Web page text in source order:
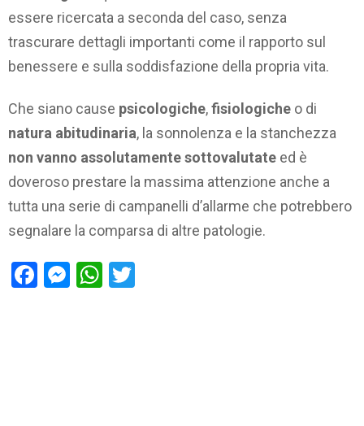
essere ricercata a seconda del caso, senza
trascurare dettagli importanti come il rapporto sul
benessere e sulla soddisfazione della propria vita.
Che siano cause psicologiche,fisiologiche o di
natura abitudinaria, la sonnolenza e la stanchezza
non vanno assolutamente sottovalutate ed è
doveroso prestare la massima attenzione anche a
tutta una serie di campanelli d’allarme che potrebbero
segnalare la comparsa di altre patologie.
Facebook
Messenger
WhatsApp